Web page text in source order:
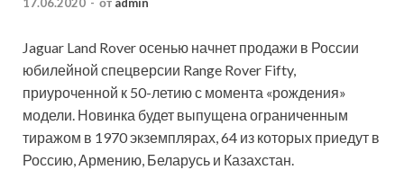
17.06.2020 - от admin
Jaguar Land Rover осенью начнет продажи в России
юбилейной спецверсии Range Rover Fifty,
приуроченной к 50-летию с момента «рождения»
модели. Новинка будет выпущена ограниченным
тиражом в 1970 экземплярах, 64 из которых приедут в
Россию, Армению, Беларусь и Казахстан.